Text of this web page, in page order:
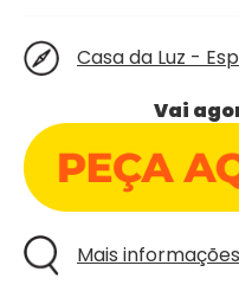
Casa da Luz -
Vai
Mais informações